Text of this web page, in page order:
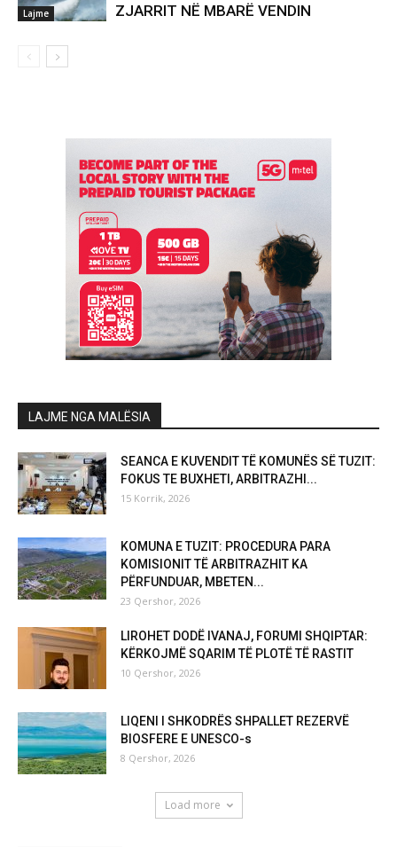
Lajme
ZJARRIT NË MBARË VENDIN
LAJME NGA MALËSIA
SEANCA E KUVENDIT TË KOMUNËS SË TUZIT:
FOKUS TE BUXHETI, ARBITRAZHI...
15 Korrik, 2026
KOMUNA E TUZIT: PROCEDURA PARA
KOMISIONIT TË ARBITRAZHIT KA
PËRFUNDUAR, MBETEN...
23 Qershor, 2026
LIROHET DODË IVANAJ, FORUMI SHQIPTAR:
KËRKOJMË SQARIM TË PLOTË TË RASTIT
10 Qershor, 2026
LIQENI I SHKODRËS SHPALLET REZERVË
BIOSFERE E UNESCO-s
8 Qershor, 2026
Load more